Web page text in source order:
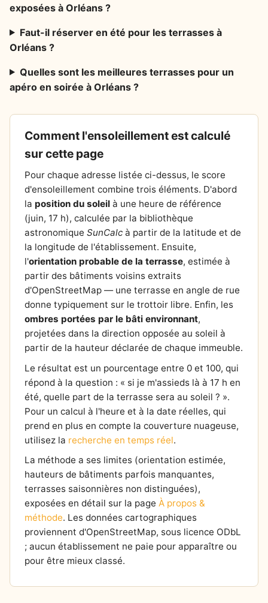
exposées à Orléans ?
Faut-il réserver en été pour les terrasses à
Orléans ?
Quelles sont les meilleures terrasses pour un
apéro en soirée à Orléans ?
Comment l'ensoleillement est calculé
sur cette page
Pour chaque adresse listée ci-dessus, le score
d'ensoleillement combine trois éléments. D'abord
la position du soleil à une heure de référence
(juin, 17 h), calculée par la bibliothèque
astronomique SunCalc à partir de la latitude et de
la longitude de l'établissement. Ensuite,
l'orientation probable de la terrasse, estimée à
partir des bâtiments voisins extraits
d'OpenStreetMap — une terrasse en angle de rue
donne typiquement sur le trottoir libre. Enfin, les
ombres portées par le bâti environnant,
projetées dans la direction opposée au soleil à
partir de la hauteur déclarée de chaque immeuble.
Le résultat est un pourcentage entre 0 et 100, qui
répond à la question : « si je m'assieds là à 17 h en
été, quelle part de la terrasse sera au soleil ? ».
Pour un calcul à l'heure et à la date réelles, qui
prend en plus en compte la couverture nuageuse,
utilisez la recherche en temps réel.
La méthode a ses limites (orientation estimée,
hauteurs de bâtiments parfois manquantes,
terrasses saisonnières non distinguées),
exposées en détail sur la page À propos &
méthode. Les données cartographiques
proviennent d'OpenStreetMap, sous licence ODbL
; aucun établissement ne paie pour apparaître ou
pour être mieux classé.